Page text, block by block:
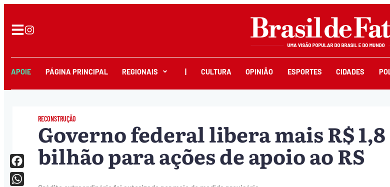
APOIE PÁGINA PRINCIPAL REGIONAIS CULTURA OPINIÃO ESPORTES CIDADES
RECONSTRUÇÃO
Governo federal libera mais R$ 1,8
bilhão para ações de apoio ao RS
Facebook